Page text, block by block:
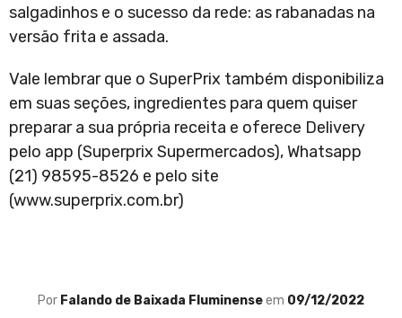
salgadinhos e o sucesso da rede: as rabanadas na
versão frita e assada.
Vale lembrar que o SuperPrix também disponibiliza
em suas seções, ingredientes para quem quiser
preparar a sua própria receita e oferece Delivery
pelo app (Superprix Supermercados), Whatsapp
(21) 98595-8526 e pelo site
(www.superprix.com.br)
Por Falando de Baixada Fluminenseem 09/12/2022